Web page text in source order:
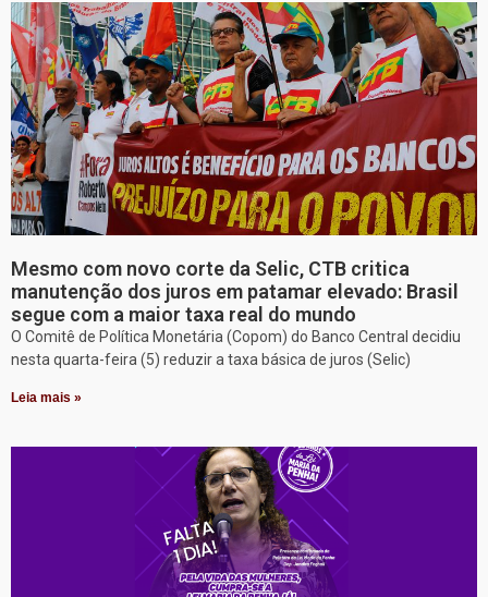
Mesmo com novo corte da Selic, CTB critica
manutenção dos juros em patamar elevado: Brasil
segue com a maior taxa real do mundo
O Comitê de Política Monetária (Copom) do Banco Central decidiu
nesta quarta-feira (5) reduzir a taxa básica de juros (Selic)
Leia mais »